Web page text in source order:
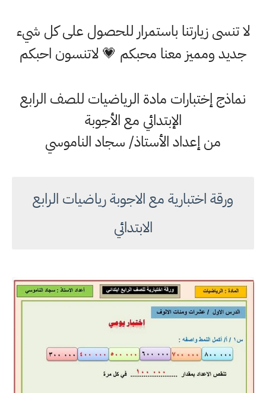
لا تنسى زيارتنا باستمرار للحصول على كل شيء
جديد ومميز معنا محبكم 💗 لاتنسون احبكم
نماذج إختبارات مادة الرياضيات للصف الرابع
الإبتدائي مع الأجوبة
من إعداد الأستاذ/ سجاد الناموسي
ورقة اختبارية مع الاجوبة رياضيات الرابع
الابتدائي